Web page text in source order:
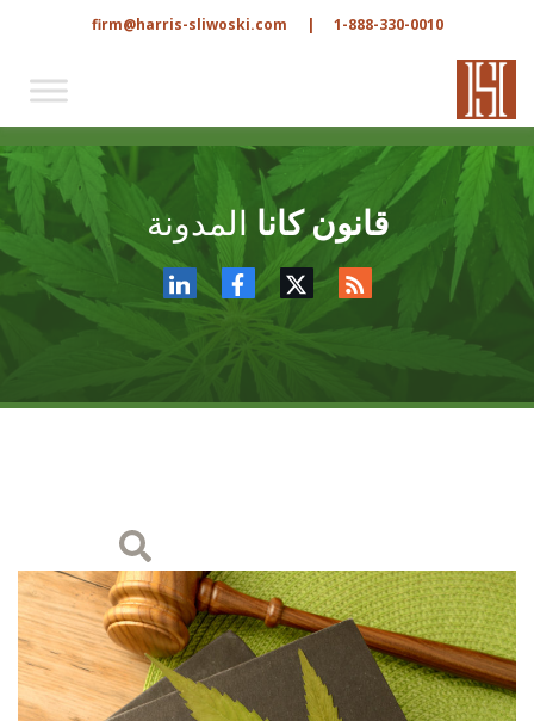
1-888-330-0010
|
firm@harris-sliwoski.com
قانون كانا المدونة